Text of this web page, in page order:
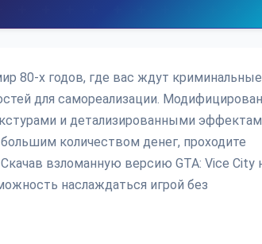
80-х годов, где вас ждут криминальные
для самореализации.
и детализированными
количеством денег, проходите
взломанную версию GTA: Vice City
наслаждаться игрой без